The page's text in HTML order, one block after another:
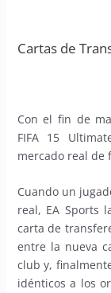
Cartas de
Con el fin de
FIFA 15
mercado real de
Cuando un
real, EA Sports
carta de
entre la nueva
club y,
idénticos a los